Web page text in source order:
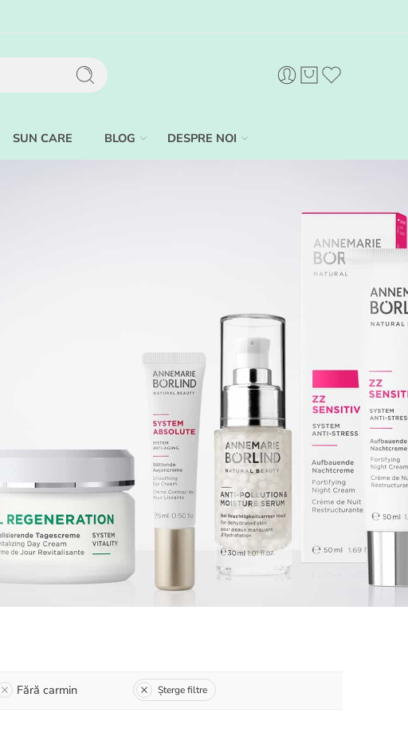
SUN CARE BLOG DESPRE NOI
Fără carmin Șterge filtre